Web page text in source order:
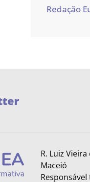
Redação
R. Luiz
Maceió
Responsável